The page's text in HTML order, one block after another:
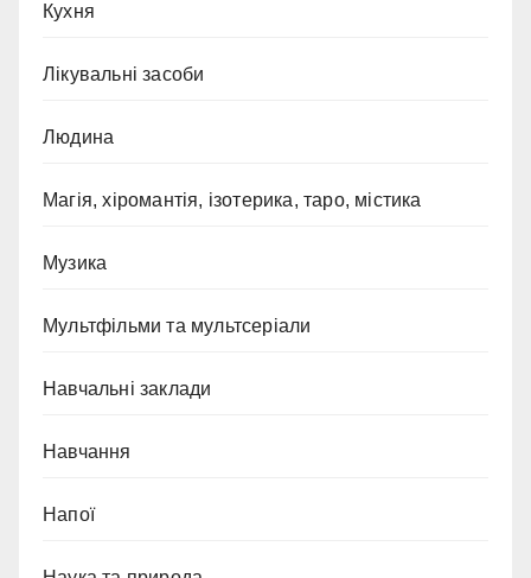
Кухня
Лікувальні засоби
Людина
Магія, хіромантія, ізотерика, таро, містика
Музика
Мультфільми та мультсеріали
Навчальні заклади
Навчання
Напої